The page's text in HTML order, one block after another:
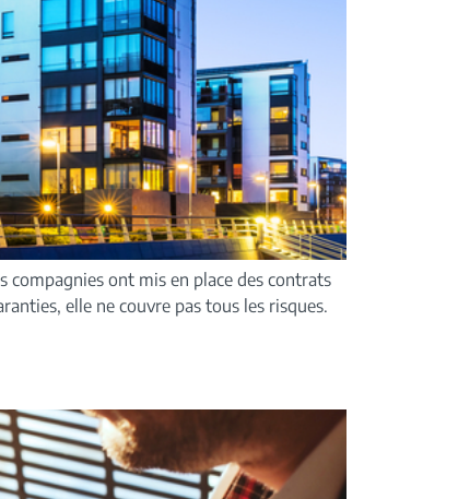
compagnies ont mis en place des contrats
elle ne couvre pas tous les risques.